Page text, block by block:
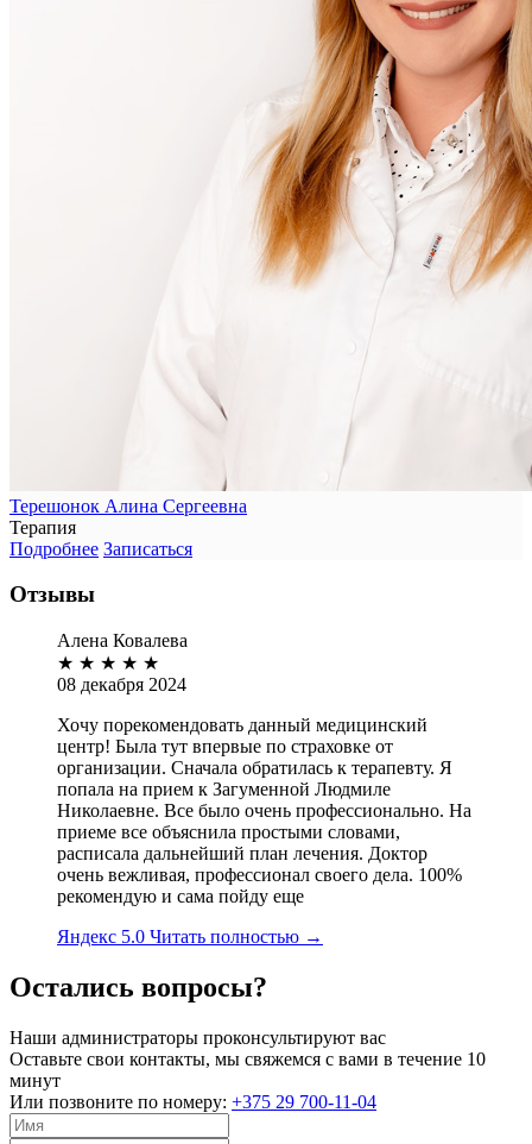
Терешонок Алина Сергеевна
Терапия
Подробнее Записаться
Отзывы
Алена Ковалева
★ ★ ★ ★ ★
08 декабря 2024
Хочу порекомендовать данный медицинский
центр! Была тут впервые по страховке от
организации. Сначала обратилась к терапевту. Я
попала на прием к Загуменной Людмиле
Николаевне. Все было очень профессионально. На
приеме все объяснила простыми словами,
расписала дальнейший план лечения. Доктор
очень вежливая, профессионал своего дела. 100%
рекомендую и сама пойду еще
Яндекс 5.0 Читать полностью →
Остались вопросы?
Наши администраторы проконсультируют вас
Оставьте свои контакты, мы свяжемся с вами в течение 10
минут
Или позвоните по номеру: +375 29 700-11-04